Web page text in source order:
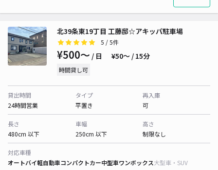
北39条東19丁目 工藤邸☆アキッパ駐車場
5 / 5件
¥500〜 / 日 ¥50〜 / 15分
時間貸し可
貸出時間
24時間営業
タイプ
平置き
再入庫
可
長さ
480cm 以下
車幅
250cm 以下
高さ
制限なし
対応車種
オートバイ軽自動車コンパクトカー中型車ワンボックス大型車・SUV